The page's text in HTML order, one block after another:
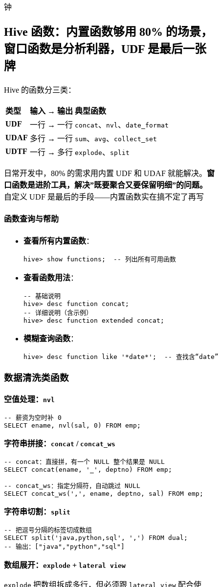
钟
Hive 函数：内置函数够用 80% 的场景，
窗口函数是分析利器，UDF 是最后一张
牌
Hive 的函数分三类：
类型 输入 → 输出 典型函数
UDF
一行 → 一行 concat、 nvl 、 date_format
UDAF 多行 → 一行 sum、 avg、 collect_set
UDTF 一行 → 多行 explode、 split
日常开发中，80% 的需求用内置 UDF 和 UDAF 就能解决。 窗
口函数是进阶工具，解决”既要聚合又要保留明细”的问题。
自定义 UDF 是最后的手段——内置函数实在搞不定了再写
函数查询与帮助
查看所有内置函数：
hive> show functions; -- 列出所有可用函数
查看函数用法：
-- 基础说明
hive> desc function
-- 详细说明（含示例）
hive> desc function extended concat;
模糊查询函数：
hive> desc function like '*date*' ; -- 查找含
数据清洗类函数
空值处理： nvl
-- 薪资为空时补 0
SELECT ename, nvl(sal, 0 ) FROM emp;
字符串拼接： concat / concat_ws
-- concat：直接拼，有一个 NULL 整个结果是 NULL
SELECT concat(ename, '_' , deptno) FROM emp;
-- concat_ws：指定分隔符，自动跳过 NULL
SELECT concat_ws( ',' , ename, deptno, sal) FROM emp;
字符串切割： split
-- 把逗号分隔的标签切成数组
SELECT split( 'java,python,sql' , ',' ) FROM
-- 输出：["java","python","sql"]
数组展开： explode + lateral view
explode 把数组拆成多行，但必须跟 lateral view 配合使